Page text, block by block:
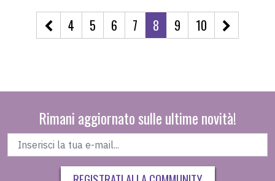
4 5 6 7 8 9 10
Rimani aggiornato sulle ultime novità!